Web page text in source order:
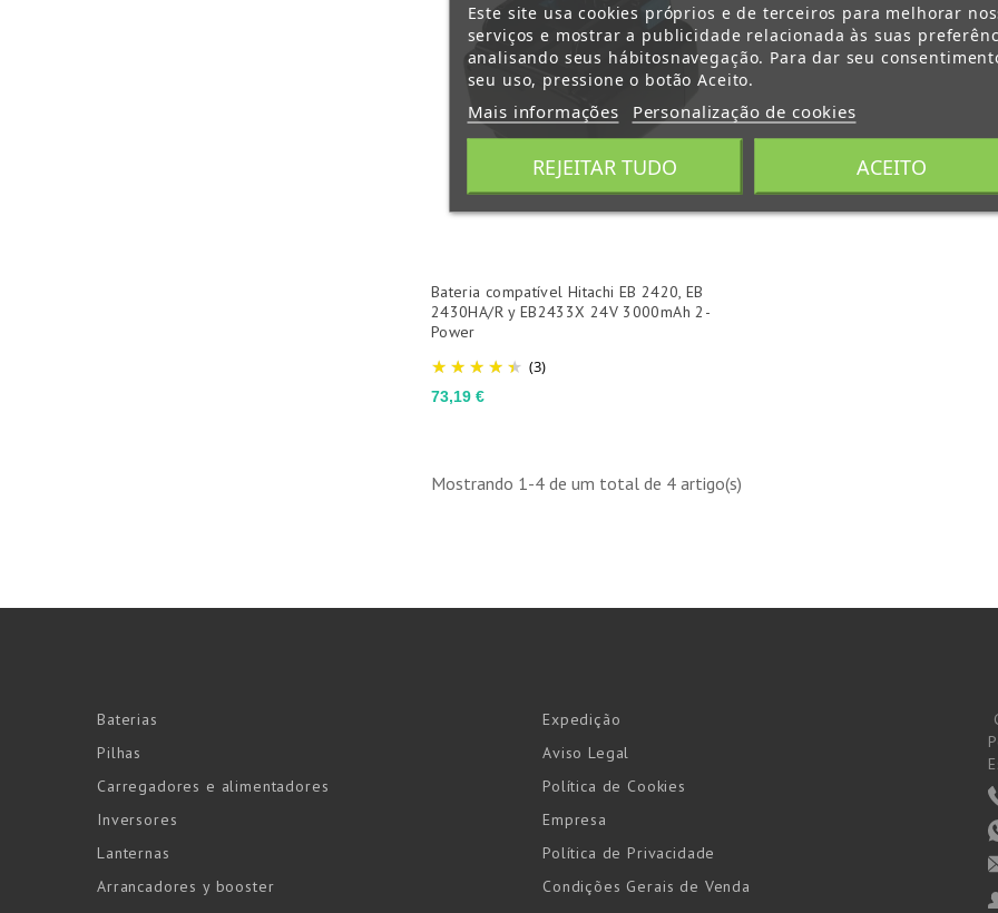
(3)
Preço
73,19 €
Bateria compatível Hitachi EB 2420, EB
2430HA/R y EB2433X 24V 3000mAh 2-
Power
Mostrando 1-4 de um total de 4 artigo(s)
Baterias
Pilhas
Carregadores e alimentadores
Inversores
Lanternas
Arrancadores y booster
Expedição
Aviso Legal
Política de Cookies
Empresa
Política de Privacidade
Condições Gerais de Venda
Este site usa cookies próprios e de terceiros para melhorar
serviços e mostrar a publicidade relacionada às suas
analisando seus hábitosnavegação. Para dar seu
seu uso, pressione o botão Aceito.
Mais informações Personalização de cookies
REJEITAR TUDO ACEITO